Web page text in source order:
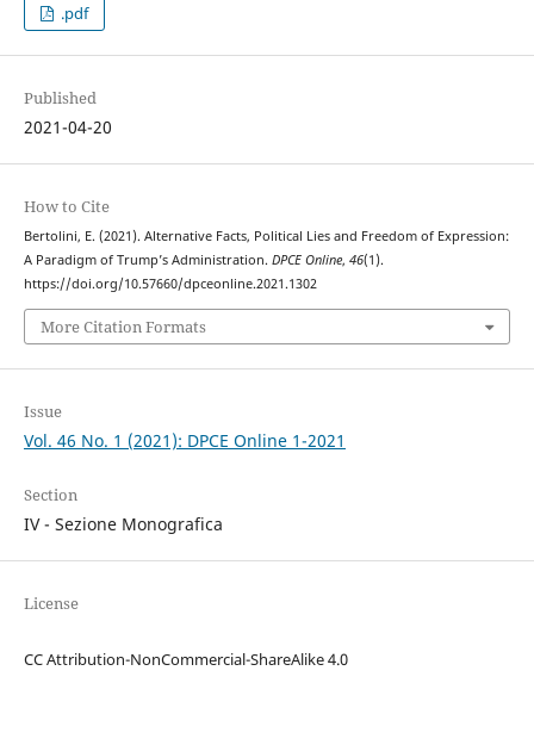
.pdf
Published
2021-04-20
How to Cite
Bertolini, E. (2021). Alternative Facts, Political Lies and Freedom of Expression:
A Paradigm of Trump’s Administration. DPCE Online, 46(1).
https://doi.org/10.57660/dpceonline.2021.1302
More Citation Formats
Issue
Vol. 46 No. 1 (2021): DPCE Online 1-2021
Section
IV - Sezione Monografica
License
CC Attribution-NonCommercial-ShareAlike 4.0